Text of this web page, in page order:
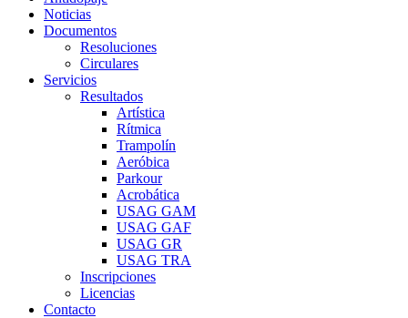
Noticias
Documentos
Resoluciones
Circulares
Servicios
Resultados
Artística
Rítmica
Trampolín
Aeróbica
Parkour
Acrobática
USAG GAM
USAG GAF
USAG GR
USAG TRA
Inscripciones
Licencias
Contacto